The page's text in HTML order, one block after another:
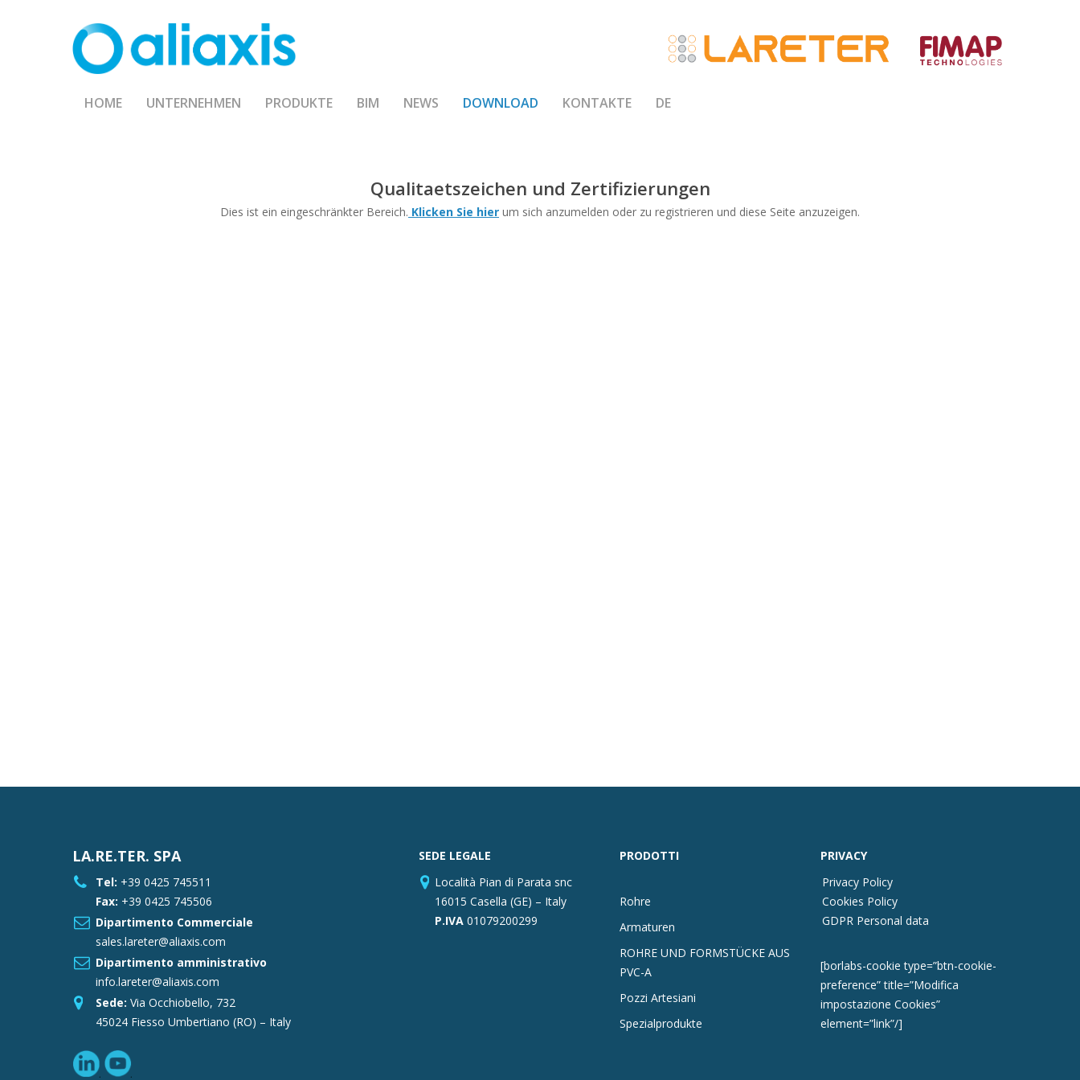
HOME UNTERNEHMEN PRODUKTE BIM NEWS DOWNLOAD KONTAKTE DE
Qualitaetszeichen und Zertifizierungen
Dies ist ein eingeschränkter Bereich. Klicken Sie hier um sich anzumelden oder zu registrieren und diese Seite anzuzeigen.
LA.RE.TER. SPA
Tel: +39 0425 745511
Fax: +39 0425 745506
Dipartimento Commerciale
sales.lareter@aliaxis.com
Dipartimento amministrativo
info.lareter@aliaxis.com
Sede: Via Occhiobello, 732
45024 Fiesso Umbertiano (RO) – Italy
SEDE LEGALE
Località Pian di Parata snc
16015 Casella (GE) – Italy
P.IVA01079200299
PRODOTTI
Rohre
Armaturen
ROHRE UND FORMSTÜCKE AUS
PVC-A
Pozzi Artesiani
Spezialprodukte
PRIVACY
Privacy Policy
Cookies Policy
GDPR Personal data
[borlabs-cookie type=”btn-cookie-
preference” title=”Modifica
impostazione Cookies”
element=”link”/]